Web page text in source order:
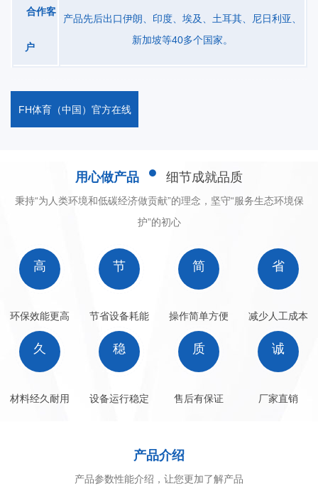
式喷漆过滤器，干式漆雾过滤，无泵水旋式漆雾净化；伸缩喷漆间
外仓库打磨房防尘过度通道
合作客
户
产品先后出口伊朗、印度、埃及、土耳其、尼日利亚、
新加坡等40多个国家。
FH体育（中国）官方在线
用心做产品 细节成就品质
秉持“为人类环境和低碳经济做贡献”的理念，坚守“服务生态环境保
护”的初心
高
环保效能更高
节
节省设备耗能
简
操作简单方便
省
减少人工成本
久
材料经久耐用
稳
设备运行稳定
质
售后有保证
诚
厂家直销
产品介绍
产品参数性能介绍，让您更加了解产品